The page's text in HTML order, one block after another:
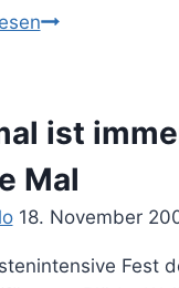
Foedi
ist
Mal
18. November
Fest